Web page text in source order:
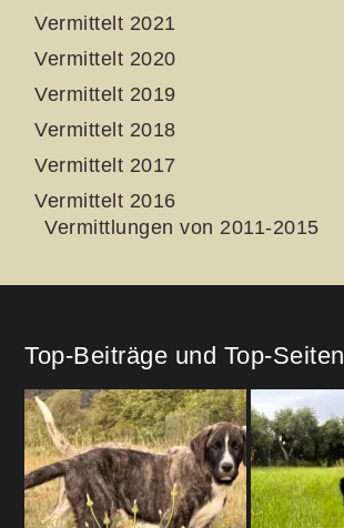
Vermittelt 2021
Vermittelt 2020
Vermittelt 2019
Vermittelt 2018
Vermittelt 2017
Vermittelt 2016
Vermittlungen von 2011-2015
Top-Beiträge und Top-Seiten